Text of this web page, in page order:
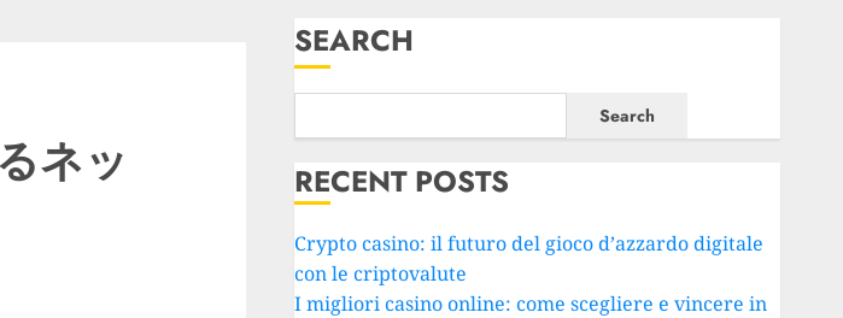
ネッ
SEARCH
Search
RECENT POSTS
Crypto casino: il futuro del gioco d’azzardo digitale
con le criptovalute
I migliori casino online: come scegliere e vincere in